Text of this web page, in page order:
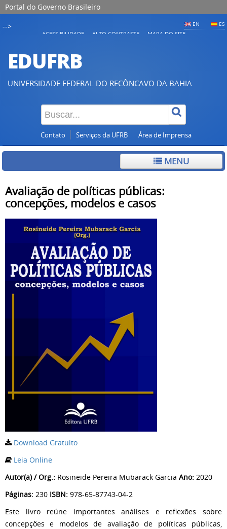
Portal do Governo Brasileiro
EN ES
-->
ACESSIBILIDADE ALTO CONTRASTE MAPA DO SITE
EDUFRB
UNIVERSIDADE FEDERAL DO RECÔNCAVO DA BAHIA
Contato Serviços da UFRB Área de Imprensa
MENU
Avaliação de políticas públicas:
concepções, modelos e casos
Download Gratuito
Leia Online
Autor(a) / Org.: Rosineide Pereira Mubarack Garcia Ano: 2020
Páginas: 230 ISBN: 978-65-87743-04-2
Este livro reúne importantes análises e reflexões sobre
concepções e modelos de avaliação de políticas públicas,